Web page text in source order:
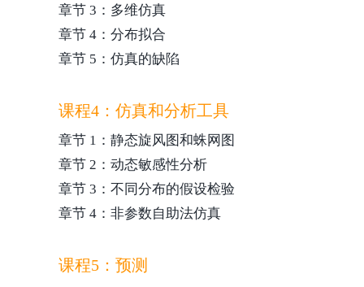
章节 3：多维仿真
章节 4：分布拟合
章节 5：仿真的缺陷
课程4：仿真和分析工具
章节 1：静态旋风图和蛛网图
章节 2：动态敏感性分析
章节 3：不同分布的假设检验
章节 4：非参数自助法仿真
课程5：预测